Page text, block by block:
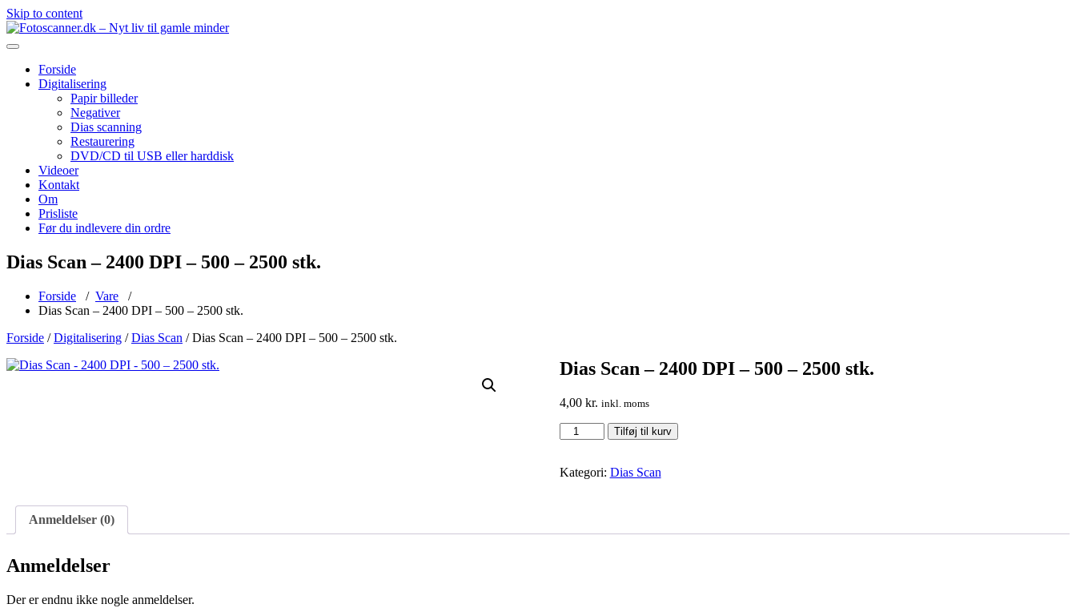
Skip to content
Fotoscanner.dk – Nyt liv til gamle minder
Forside
Digitalisering
Papir billeder
Negativer
Dias scanning
Restaurering
DVD/CD til USB eller harddisk
Videoer
Kontakt
Om
Prisliste
Før du indlevere din ordre
Dias Scan – 2400 DPI – 500 – 2500 stk.
Forside / Vare /
Dias Scan – 2400 DPI – 500 – 2500 stk.
Forside /Digitalisering /Dias Scan / Dias Scan – 2400 DPI – 500 – 2500 stk.
Dias Scan – 2400 DPI – 500 – 2500 stk.
4,00 kr. inkl. moms
Dias
Scan
2400
Tilføj til kurv
Kategori: Dias Scan
Anmeldelser (0)
Anmeldelser
Der er endnu ikke nogle anmeldelser.